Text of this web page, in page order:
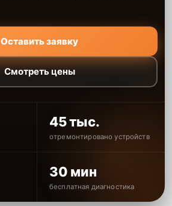
Оставить заявку
Смотреть цены
45 тыс.
отремонтировано устройств
30 мин
бесплатная диагностика